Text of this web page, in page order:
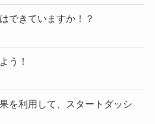
できていますか！？
う！
を利用して、スタートダッシ